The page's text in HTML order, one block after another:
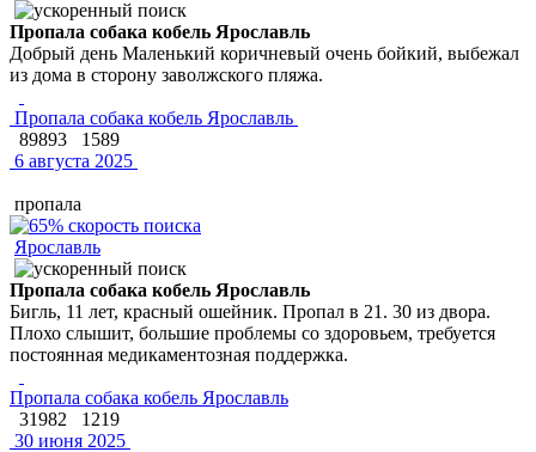
Пропала собака кобель Ярославль
Добрый день Маленький коричневый очень бойкий, выбежал
из дома в сторону заволжского пляжа.
Пропала собака кобель Ярославль
89893
1589
6 августа 2025
пропала
Ярославль
Пропала собака кобель Ярославль
Бигль, 11 лет, красный ошейник. Пропал в 21. 30 из двора.
Плохо слышит, большие проблемы со здоровьем, требуется
постоянная медикаментозная поддержка.
Пропала собака кобель Ярославль
31982
1219
30 июня 2025